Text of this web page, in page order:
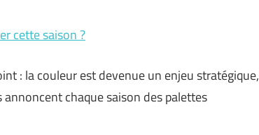
cette saison ?
: la couleur est devenue un enjeu stratégique,
chaque saison des palettes